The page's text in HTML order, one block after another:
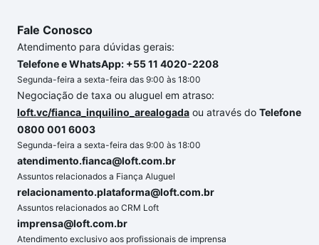
Fale Conosco
Atendimento para dúvidas gerais:
Telefone e WhatsApp: +55 11 4020-2208
Segunda-feira a sexta-feira das 9:00 às 18:00
Negociação de taxa ou aluguel em atraso:
loft.vc/fianca_inquilino_arealogada ou através do Telefone
0800 001 6003
Segunda-feira a sexta-feira das 9:00 às 18:00
atendimento.fianca@loft.com.br
Assuntos relacionados a Fiança Aluguel
relacionamento.plataforma@loft.com.br
Assuntos relacionados ao CRM Loft
imprensa@loft.com.br
Atendimento exclusivo aos profissionais de imprensa